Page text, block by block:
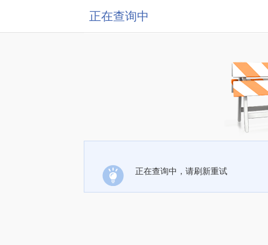
正在查询中
正在查询中，请刷新重试